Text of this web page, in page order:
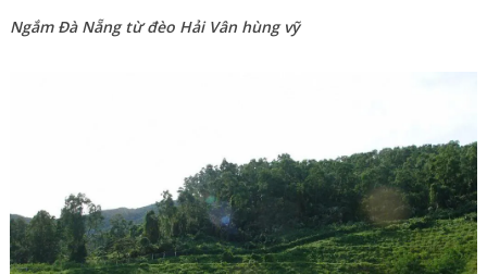
Ngắm Đà Nẵng từ đèo Hải Vân hùng vỹ